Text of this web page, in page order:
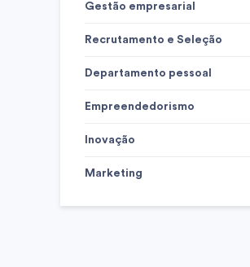
Gestão empresarial
Recrutamento e Seleção
Departamento pessoal
Empreendedorismo
Inovação
Marketing